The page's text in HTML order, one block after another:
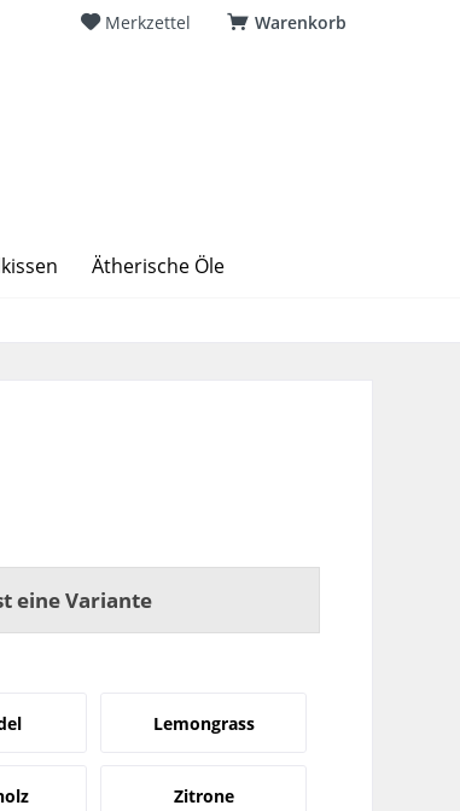
Warenkorb
Merkzettel
Ätherische Öle
eine Variante
Lemongrass
Zitrone